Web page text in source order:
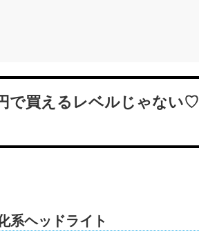
で買えるレベルじゃない♡
系ヘッドライト